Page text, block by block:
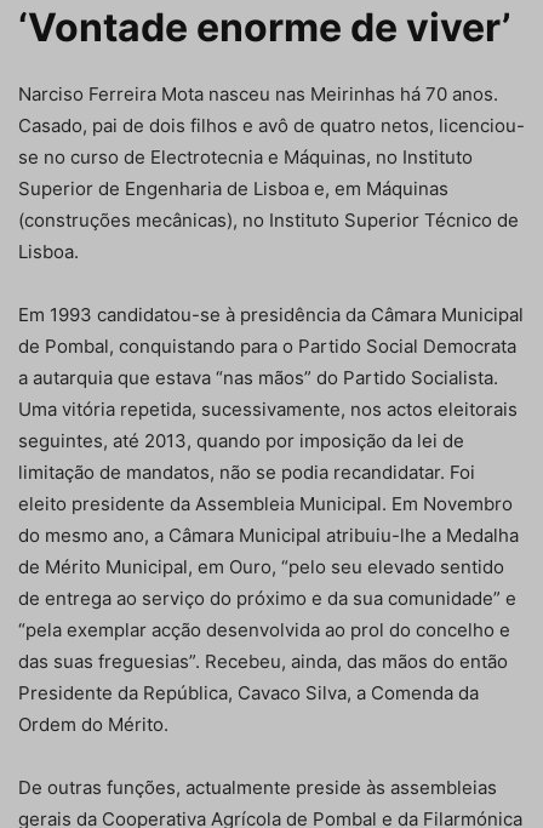
‘Vontade enorme de viver’
Narciso Ferreira Mota nasceu nas Meirinhas há 70 anos.
Casado, pai de dois filhos e avô de quatro netos, licenciou-
se no curso de Electrotecnia e Máquinas, no Instituto
Superior de Engenharia de Lisboa e, em Máquinas
(construções mecânicas), no Instituto Superior Técnico de
Lisboa.
Em 1993 candidatou-se à presidência da Câmara Municipal
de Pombal, conquistando para o Partido Social Democrata
a autarquia que estava “nas mãos” do Partido Socialista.
Uma vitória repetida, sucessivamente, nos actos eleitorais
seguintes, até 2013, quando por imposição da lei de
limitação de mandatos, não se podia recandidatar. Foi
eleito presidente da Assembleia Municipal. Em Novembro
do mesmo ano, a Câmara Municipal atribuiu-lhe a Medalha
de Mérito Municipal, em Ouro, “pelo seu elevado sentido
de entrega ao serviço do próximo e da sua comunidade” e
“pela exemplar acção desenvolvida ao prol do concelho e
das suas freguesias”. Recebeu, ainda, das mãos do então
Presidente da República, Cavaco Silva, a Comenda da
Ordem do Mérito.
De outras funções, actualmente preside às assembleias
gerais da Cooperativa Agrícola de Pombal e da Filarmónica